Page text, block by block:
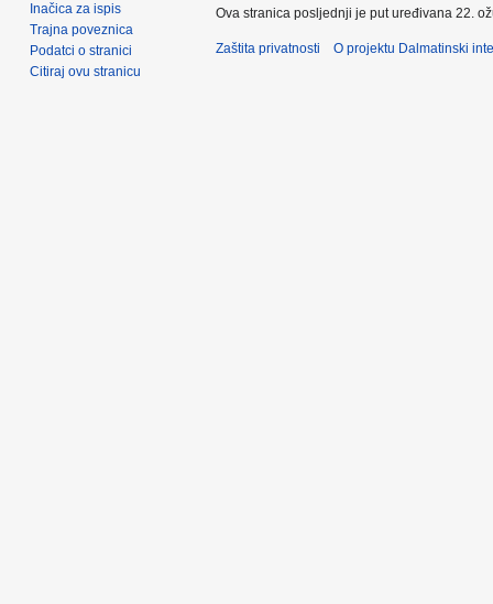
Inačica za ispis
Trajna poveznica
Podatci o stranici
Citiraj ovu stranicu
Ova stranica posljednji je put uređivana 22.
Zaštita privatnosti O projektu Dalmatinski